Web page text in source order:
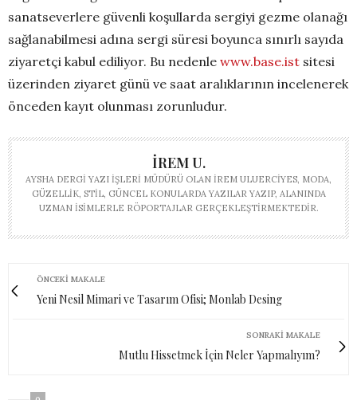
sanatseverlere güvenli koşullarda sergiyi gezme olanağı
sağlanabilmesi adına sergi süresi boyunca sınırlı sayıda
ziyaretçi kabul ediliyor. Bu nedenle www.base.ist sitesi
üzerinden ziyaret günü ve saat aralıklarının incelenerek
önceden kayıt olunması zorunludur.
İREM U.
AYSHA DERGI YAZI İŞLERI MÜDÜRÜ OLAN İREM ULUERCIYES, MODA,
GÜZELLIK, STIL, GÜNCEL KONULARDA YAZILAR YAZIP, ALANINDA
UZMAN ISIMLERLE RÖPORTAJLAR GERÇEKLEŞTIRMEKTEDIR.
ÖNCEKI MAKALE
Yeni Nesil Mimari ve Tasarım Ofisi; Monlab Desing
SONRAKI MAKALE
Mutlu Hissetmek İçin Neler Yapmalıyım?